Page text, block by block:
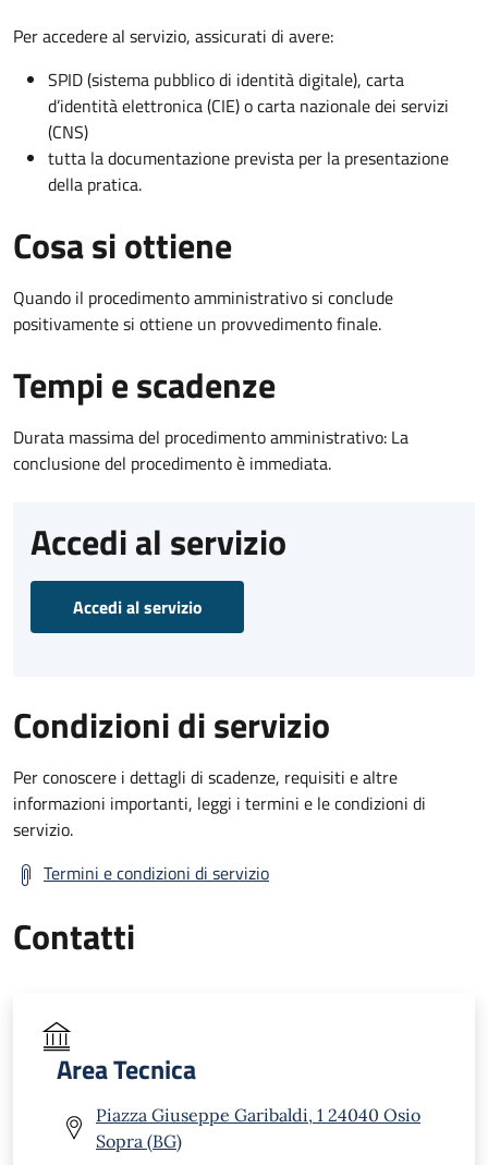
Per accedere al servizio, assicurati di avere:
SPID (sistema pubblico di identità digitale), carta
d’identità elettronica (CIE) o carta nazionale dei servizi
(CNS)
tutta la documentazione prevista per la presentazione
della pratica.
Cosa si ottiene
Quando il procedimento amministrativo si conclude
positivamente si ottiene un provvedimento finale.
Tempi e scadenze
Durata massima del procedimento amministrativo: La
conclusione del procedimento è immediata.
Accedi al servizio
Accedi al servizio
Condizioni di servizio
Per conoscere i dettagli di scadenze, requisiti e altre
informazioni importanti, leggi i termini e le condizioni di
servizio.
Termini e condizioni di servizio
Contatti
Area Tecnica
Piazza Giuseppe Garibaldi, 1 24040 Osio
Sopra (BG)